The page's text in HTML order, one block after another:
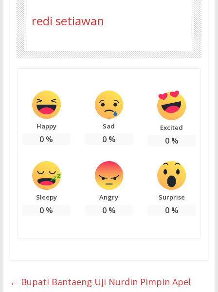
redi setiawan
Happy
0 %
Sad
0%
Excited
0%
Sleepy
0 %
Angry
0%
Surprise
0%
← Bupati Bantaeng Uji Nurdin Pimpin Apel